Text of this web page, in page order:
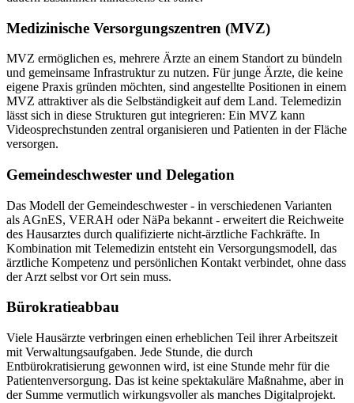
Medizinische Versorgungszentren (MVZ)
MVZ ermöglichen es, mehrere Ärzte an einem Standort zu bündeln
und gemeinsame Infrastruktur zu nutzen. Für junge Ärzte, die keine
eigene Praxis gründen möchten, sind angestellte Positionen in einem
MVZ attraktiver als die Selbständigkeit auf dem Land. Telemedizin
lässt sich in diese Strukturen gut integrieren: Ein MVZ kann
Videosprechstunden zentral organisieren und Patienten in der Fläche
versorgen.
Gemeindeschwester und Delegation
Das Modell der Gemeindeschwester - in verschiedenen Varianten
als AGnES, VERAH oder NäPa bekannt - erweitert die Reichweite
des Hausarztes durch qualifizierte nicht-ärztliche Fachkräfte. In
Kombination mit Telemedizin entsteht ein Versorgungsmodell, das
ärztliche Kompetenz und persönlichen Kontakt verbindet, ohne dass
der Arzt selbst vor Ort sein muss.
Bürokratieabbau
Viele Hausärzte verbringen einen erheblichen Teil ihrer Arbeitszeit
mit Verwaltungsaufgaben. Jede Stunde, die durch
Entbürokratisierung gewonnen wird, ist eine Stunde mehr für die
Patientenversorgung. Das ist keine spektakuläre Maßnahme, aber in
der Summe vermutlich wirkungsvoller als manches Digitalprojekt.